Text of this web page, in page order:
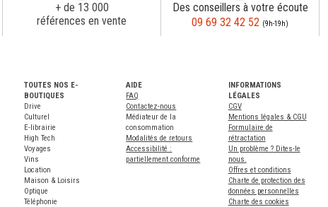
+ de 13 000
références en vente
Des conseillers à votre écoute
09 69 32 42 52 (9h-19h)
TOUTES NOS E-
BOUTIQUES
Drive
Culturel
E-librairie
High Tech
Voyages
Vins
Location
Maison & Loisirs
Optique
Téléphonie
AIDE
FAQ
Contactez-nous
Médiateur de la
consommation
Modalités de retours
Accessibilité :
partiellement conforme
INFORMATIONS
LÉGALES
CGV
Mentions légales & CGU
Formulaire de
rétractation
Un problème ? Dites-le
nous.
Offres et conditions
Charte de protection des
données personnelles
Charte des cookies